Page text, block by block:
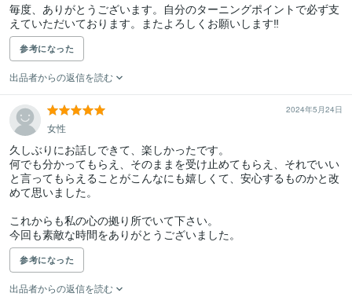
毎度、ありがとうございます。自分のターニングポイントで必ず支
えていただいております。またよろしくお願いします‼︎
参考になった
出品者からの返信を読む
2024年5月24日
女性
久しぶりにお話しできて、楽しかったです。
何でも分かってもらえ、そのままを受け止めてもらえ、それでいい
と言ってもらえることがこんなにも嬉しくて、安心するものかと改
めて思いました。
これからも私の心の拠り所でいて下さい。
参考になった
出品者からの返信を読む